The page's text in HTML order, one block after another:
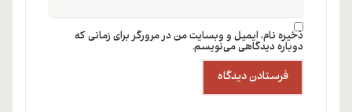
ذخیره نام، ایمیل و وبسایت من در مرورگر برای زمانی که
دوباره دیدگاهی می‌نویسم.